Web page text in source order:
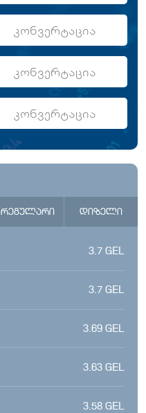
რეგულარი დიზელი
3.7 GEL
3.7 GEL
3.69 GEL
3.63 GEL
3.58 GEL